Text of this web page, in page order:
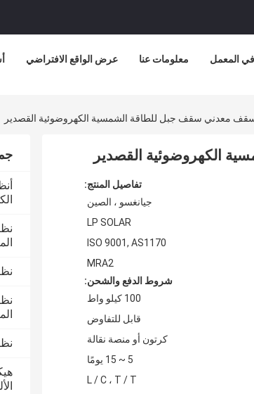
عرض الواقع الافتراضي معلومات عنا المعمل
معدني سقف جبل للطاقة الشمسية الكهروضوئية القصدير
الكهروضوئية القصدير
تفاصيل المنتج:
جيانغسو ، الصين
LP SOLAR
ISO 9001, AS1170
MRA2
شروط الدفع والشحن:
100 كيلو واط
قابل للتفاوض
كرتون أو منصة نقالة
5 ~ 15 يومًا
L / C ، T / T